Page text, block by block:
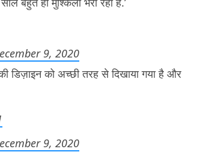
9, 2020
को अच्छी तरह से दिखाया गया है और
9, 2020